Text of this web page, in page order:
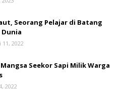
Seorang Pelajar di Batang
2022
Seekor Sapi Milik Warga
2022